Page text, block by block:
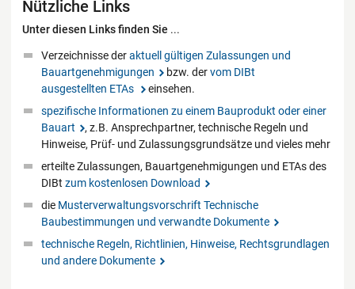
Nützliche Links
Unter diesen Links finden Sie ...
Verzeichnisse deraktuell gültigen Zulassungen und
Bauartgenehmigungen
bzw. dervom DIBt
ausgestellten ETAs
einsehen.
spezifische Informationen zu einem Bauprodukt oder einer
Bauart
, z.B. Ansprechpartner, technische Regeln und
Hinweise, Prüf- und Zulassungsgrundsätze und vieles mehr
erteilte Zulassungen, Bauartgenehmigungen und ETAs des
DIBt zum kostenlosen Download
die Musterverwaltungsvorschrift Technische
Baubestimmungen und verwandte Dokumente
technische Regeln, Richtlinien, Hinweise, Rechtsgrundlagen
und andere Dokumente